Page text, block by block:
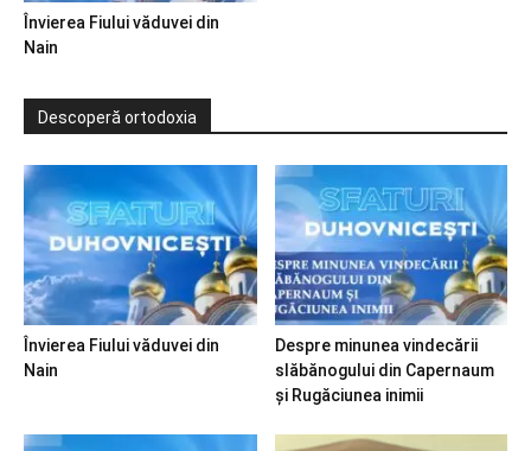
Învierea Fiului văduvei din
Nain
Descoperă ortodoxia
Învierea Fiului văduvei din
Nain
Despre minunea vindecării
slăbănogului din Capernaum
și Rugăciunea inimii